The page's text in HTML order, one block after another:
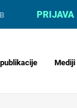
PRIJAVA
Mediji